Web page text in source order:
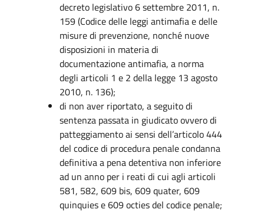
decreto legislativo 6 settembre 2011, n.
159 (Codice delle leggi antimafia e delle
misure di prevenzione, nonché nuove
disposizioni in materia di
documentazione antimafia, a norma
degli articoli 1 e 2 della legge 13 agosto
2010, n. 136);
di non aver riportato, a seguito di
sentenza passata in giudicato ovvero di
patteggiamento ai sensi dell’articolo 444
del codice di procedura penale condanna
definitiva a pena detentiva non inferiore
ad un anno per i reati di cui agli articoli
581, 582, 609 bis, 609 quater, 609
quinquies e 609 octies del codice penale;